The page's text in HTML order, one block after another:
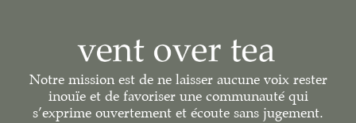
Notre mission est de ne laisser aucune voix rester
inouïe et de favoriser une communauté qui
s’exprime ouvertement et écoute sans jugement.